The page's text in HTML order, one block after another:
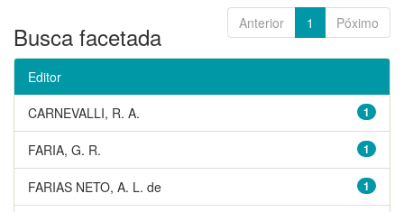
Anterior 1 Póximo
Busca facetada
Editor
1
CARNEVALLI, R. A.
1
FARIA, G. R.
1
FARIAS NETO, A. L. de